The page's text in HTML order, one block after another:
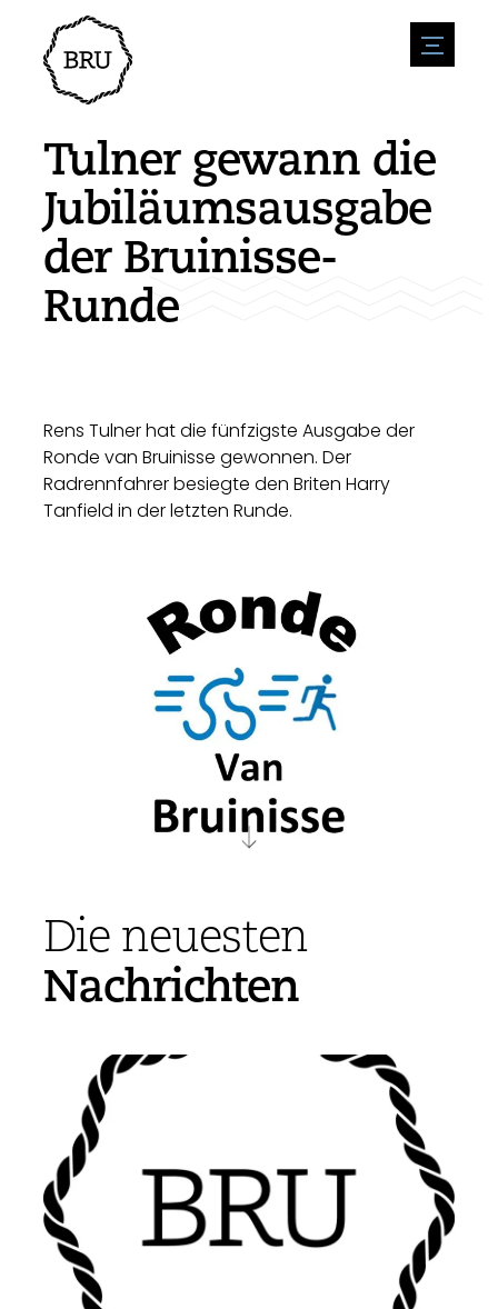
menu
Veranstaltungskalender
Veranstaltung anmelden
Übernachtung
Geschäfte
Natur & wasser
Sport
Sehenswürdigkeiten
Geschichte
Zugänglichkeit
Parken
Wohnumfeld
Um zu unternehmen
Stellenangebote
Stellenangebote veröffentlichen
Unternehmen
Nachrichtenübersicht
Neuigkeiten einreichen
Tulner gewann die
Jubiläumsausgabe
der Bruinisse-
Runde
Rens Tulner hat die fünfzigste Ausgabe der
Ronde van Bruinisse gewonnen. Der
Radrennfahrer besiegte den Briten Harry
Tanfield in der letzten Runde.
Die neuesten
Nachrichten